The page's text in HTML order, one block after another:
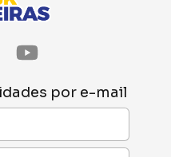
por e-mail